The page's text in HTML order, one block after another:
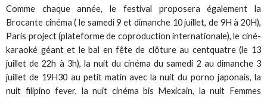
Comme chaque année, le festival proposera également la
Brocante cinéma ( le samedi 9 et dimanche 10 juillet, de 9H à 20H),
Paris project (plateforme de coproduction internationale), le ciné-
karaoké géant et le bal en fête de clôture au centquatre (le 13
juillet de 22h à 3h), la nuit du cinéma du samedi 2 au dimanche 3
juillet de 19H30 au petit matin avec la nuit du porno japonais, la
nuit filipino fever, la nuit cinéma bis Mexicain, la nuit Femmes